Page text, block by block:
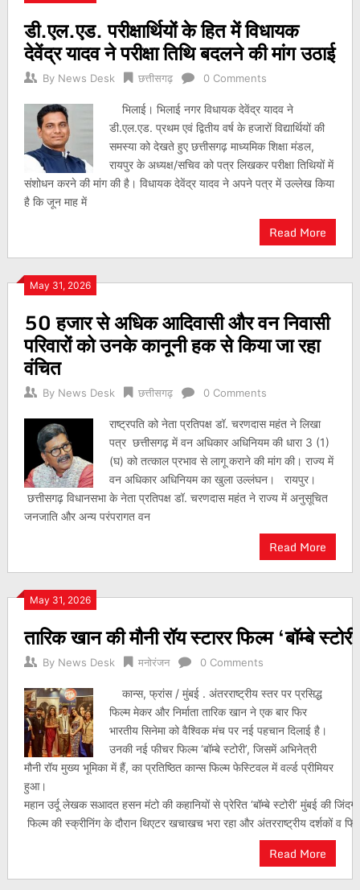
डी.एल.एड. परीक्षार्थियों के हित में विधायक
देवेंद्र यादव ने परीक्षा तिथि बदलने की मांग उठाई
By News Desk छत्तीसगढ़ 0 Comments
भिलाई। भिलाई नगर विधायक देवेंद्र यादव ने
डी.एल.एड. प्रथम एवं द्वितीय वर्ष के हजारों विद्यार्थियों की
समस्या को देखते हुए छत्तीसगढ़ माध्यमिक शिक्षा मंडल,
रायपुर के अध्यक्ष/सचिव को पत्र लिखकर परीक्षा तिथियों में
संशोधन करने की मांग की है। विधायक देवेंद्र यादव ने अपने पत्र में उल्लेख किया
है कि जून माह में
Read More
May 31, 2026
50 हजार से अधिक आदिवासी और वन निवासी
परिवारों को उनके कानूनी हक से किया जा रहा
वंचित
By News Desk छत्तीसगढ़ 0 Comments
राष्ट्रपति को नेता प्रतिपक्ष डॉ. चरणदास महंत ने लिखा
पत्र छत्तीसगढ़ में वन अधिकार अधिनियम की धारा 3 (1)
(घ) को तत्काल प्रभाव से लागू कराने की मांग की। राज्य में
वन अधिकार अधिनियम का खुला उल्लंघन। रायपुर।
छत्तीसगढ़ विधानसभा के नेता प्रतिपक्ष डॉ. चरणदास महंत ने राज्य में अनुसूचित
जनजाति और अन्य परंपरागत वन
Read More
May 31, 2026
तारिक खान की मौनी रॉय स्टारर फिल्म ‘बॉम्बे
By News Desk मनोरंजन 0 Comments
कान्स, फ्रांस / मुंबई . अंतरराष्ट्रीय स्तर पर प्रसिद्ध
फिल्म मेकर और निर्माता तारिक खान ने एक बार फिर
भारतीय सिनेमा को वैश्विक मंच पर नई पहचान दिलाई है।
उनकी नई फीचर फिल्म ‘बॉम्बे स्टोरी’, जिसमें अभिनेत्री
मौनी रॉय मुख्य भूमिका में हैं, का प्रतिष्ठित कान्स फिल्म फेस्टिवल में वर्ल्ड प्रीमियर
हुआ।
महान उर्दू लेखक सआदत हसन मंटो की कहानियों से प्रेरित ‘बॉम्बे स्टोरी’ मुंबई की
फिल्म की स्क्रीनिंग के दौरान थिएटर खचाखच भरा रहा और अंतरराष्ट्रीय दर्शकों व
Read More